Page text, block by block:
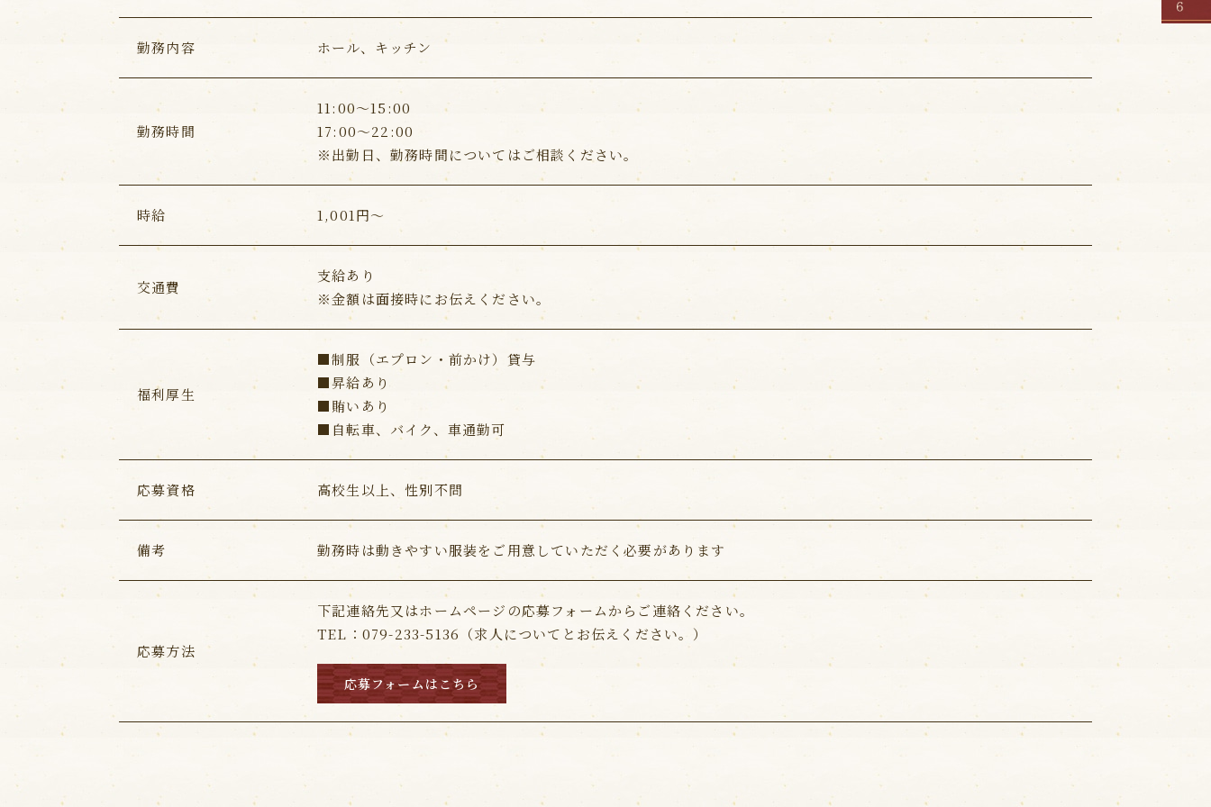
勤務内容 ホール、キッチン
勤務時間
11:00～15:00
17:00～22:00
※出勤日、勤務時間についてはご相談ください。
時給 1,001円～
交通費
支給あり
※金額は面接時にお伝えください。
福利厚生
■制服（エプロン・前かけ）貸与
■昇給あり
■賄いあり
■自転車、バイク、車通勤可
応募資格 高校生以上、性別不問
備考 勤務時は動きやすい服装をご用意していただく必要があります
応募方法
下記連絡先又はホームページの応募フォームからご連絡ください。
TEL：079-233-5136（求人についてとお伝えください。）
応募フォームはこちら